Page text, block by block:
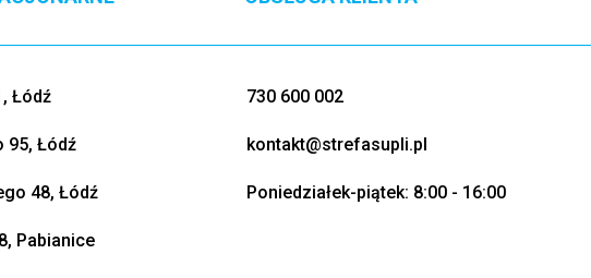
Łódź
95, Łódź
48, Łódź
Pabianice
730 600 002
kontakt@strefasupli.pl
Poniedziałek-piątek: 8:00 - 16:00